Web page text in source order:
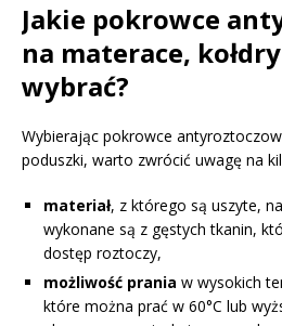
Jakie pokrowce
na materace,
wybrać?
Wybierając pokrowce
poduszki, warto zwrócić uwagę na
materiał, z którego są uszyte,
wykonane są z gęstych tkanin,
dostęp roztoczy,
możliwość prania w wysokich
które można prać w 60°C lub